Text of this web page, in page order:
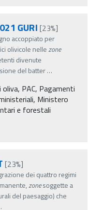
GURI [23%]
accoppiato per
olivicole nellezone
divenute
del batter…
oliva, PAC, Pagamenti
Ministero
e forestali
[23%]
dei quattro regimi
zonesoggette a
del paesaggio) che